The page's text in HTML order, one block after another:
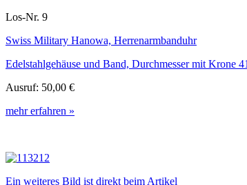
Los-Nr. 9
Swiss Military Hanowa, Herrenarmbanduhr
Edelstahlgehäuse und Band, Durchmesser mit Krone
Ausruf: 50,00 €
mehr erfahren »
Ein weiteres Bild ist direkt beim Artikel